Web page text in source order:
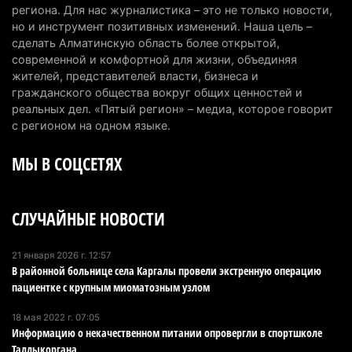
полностью ликвидирован спустя три дня
6 августа 2026 г. 08:51 234
Минэкологии опровергло фото тигра возле села
в Алматинской области
5 августа 2026 г. 17:06 204
мировом рейтинге благополучия
Казахстан может начать выпуск экологичного
запустят в Алатау
5 августа 2026 г. 12:32 203
горах Алматинской области после камнепада
5 августа 2026 г. 11:23
региона. Для нас журналистика – это не только новости,
но и инструмент позитивных изменений. Наша цель –
сделать Алматинскую область более открытой,
современной и комфортной для жизни, объединяя
жителей, представителей власти, бизнеса и
гражданского общества вокруг общих ценностей и
реальных дел. «Пятый регион» – медиа, которое говорит
с регионом на одном языке.
МЫ В СОЦСЕТЯХ
СЛУЧАЙНЫЕ НОВОСТИ
21 января 2026 г. 12:57
В районной больнице села Каргалы провели экстренную операцию
пациентке с крупным миоматозным узлом
18 мая 2022 г. 07:05
Информацию о некачественном питании опровергли в спортшколе